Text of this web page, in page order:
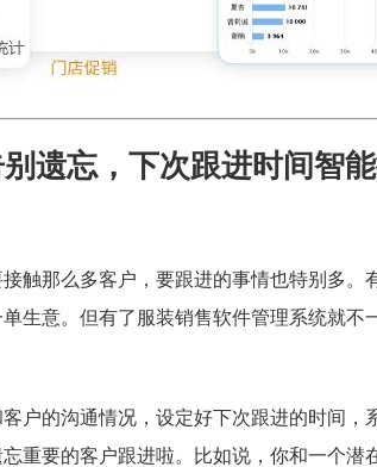
遗忘，下次跟进时间智
触那么多客户，要跟进的事情也特别多。
生意。但有了服装销售软件管理系统就
户的沟通情况，设定好下次跟进的时间，
重要的客户跟进啦。比如说，你和一个潜